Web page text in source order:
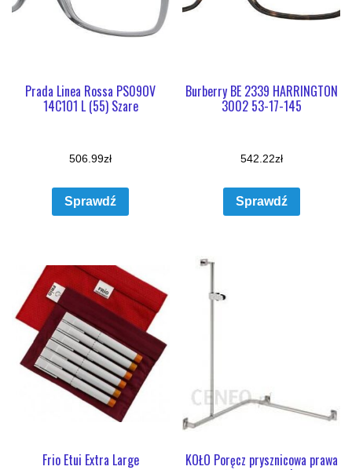
Prada Linea Rossa PS09OV
14C1O1 L (55) Szare
506.99zł
Sprawdź
Burberry BE 2339 HARRINGTON
3002 53-17-145
542.22zł
Sprawdź
Frio Etui Extra Large KOŁO Poręcz prysznicowa prawa